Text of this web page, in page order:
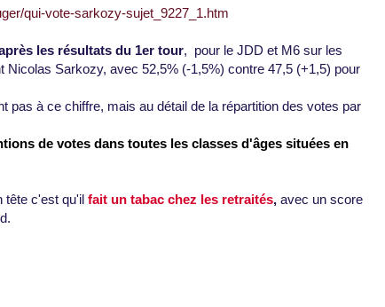
qui-vote-sarkozy-sujet_9227_1.htm
les résultats du 1er tour, pour le JDD et M6 sur les
Nicolas Sarkozy, avec 52,5% (-1,5%) contre 47,5 (+1,5) pour
pas à ce chiffre, mais au détail de la répartition des votes par
de votes dans toutes les classes d'âges situées en
tête c'est qu'il fait un tabac chez les retraités, avec un score